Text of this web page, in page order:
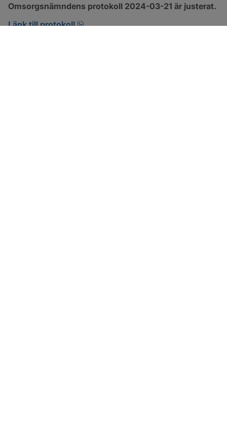
Omsorgsnämndens protokoll 2024-03-21 är justerat.
Länk till protokoll
pdf, 274.2 kB, öppnas i nytt fönster.